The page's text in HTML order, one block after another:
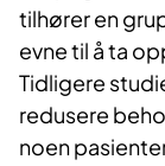
tilhører en
evne til å ta
Tidligere
redusere
noen